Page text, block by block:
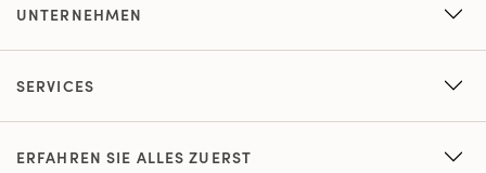
UNTERNEHMEN
SERVICES
ERFAHREN SIE ALLES ZUERST